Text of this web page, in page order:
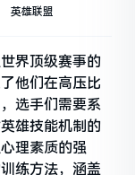
英雄联盟
界顶级赛事的
他们在高压比
选手们需要系
雄技能机制的
理素质的强
练方法，涵盖